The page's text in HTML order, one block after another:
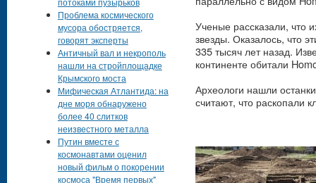
Ученые рассказали, что
звезды. Оказалось, что
335 тысяч лет назад.
континенте обитали
Археологи нашли
считают, что раскопали
Проблема космического
мусора обостряется,
говорят эксперты
Античный вал и некрополь
нашли на стройплощадке
Крымского моста
Мифическая Атлантида: на
дне моря обнаружено
более 40 слитков
неизвестного металла
Путин вместе с
космонавтами оценил
новый фильм о покорении
космоса "Время первых"